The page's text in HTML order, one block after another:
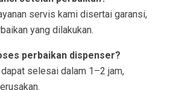
servis kami disertai garansi,
yang dilakukan.
perbaikan dispenser?
selesai dalam 1–2 jam,